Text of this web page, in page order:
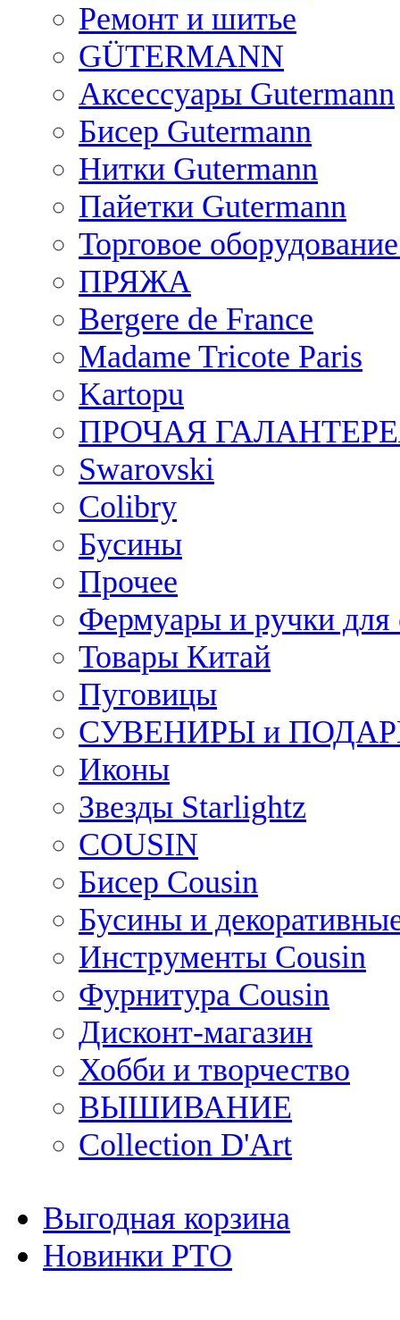
Ремонт и шитье
GÜTERMANN
Аксессуары Gutermann
Бисер Gutermann
Нитки Gutermann
Пайетки Gutermann
Торговое
ПРЯЖА
Bergere de France
Madame Tricote Paris
Kartopu
ПРОЧАЯ
Swarovski
Colibry
Бусины
Прочее
Фермуары и ручки для
Товары Китай
Пуговицы
СУВЕНИРЫ и
Иконы
Звезды Starlightz
COUSIN
Бисер Cousin
Бусины и
Инструменты Cousin
Фурнитура Cousin
Дисконт-магазин
Хобби и творчество
ВЫШИВАНИЕ
Collection D'Art
Выгодная корзина
Новинки РТО